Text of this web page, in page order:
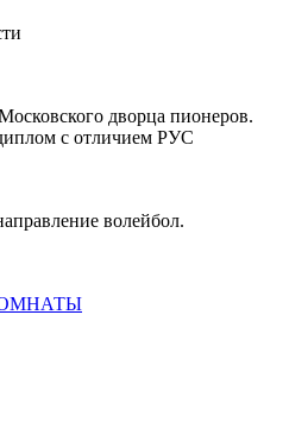
дворца пионеров.
с отличием РУС
волейбол.